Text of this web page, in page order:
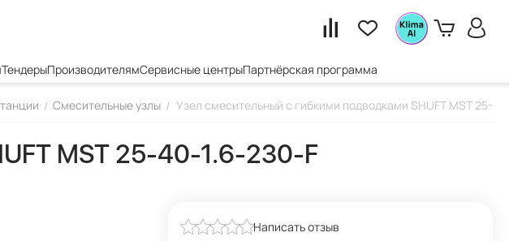
ТендерыПроизводителямСервисные центрыПартнёрская программа
/ Смесительные узлы / Узел смесительный с гибкими подводками SHUFT MST 25-
MST 25-40-1.6-230-F
Написать отзыв